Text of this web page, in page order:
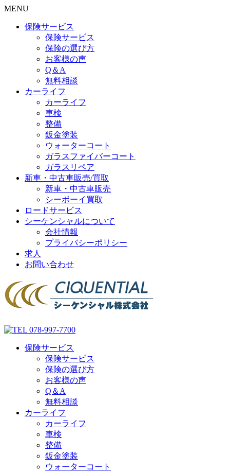
MENU
保険サービス
保険サービス
保険の選び方
お客様の声
Q＆A
無料相談
カーライフ
カーライフ
車検
整備
鈑金塗装
ウォーターコート
ガラスファイバーコート
ガラスリペア
新車・中古車販売/買取
新車・中古車販売
シーボーイ買取
ロードサービス
シーケンシャルについて
会社情報
プライバシーポリシー
求人
お問い合わせ
保険サービス
保険サービス
保険の選び方
お客様の声
Q＆A
無料相談
カーライフ
カーライフ
車検
整備
鈑金塗装
ウォーターコート